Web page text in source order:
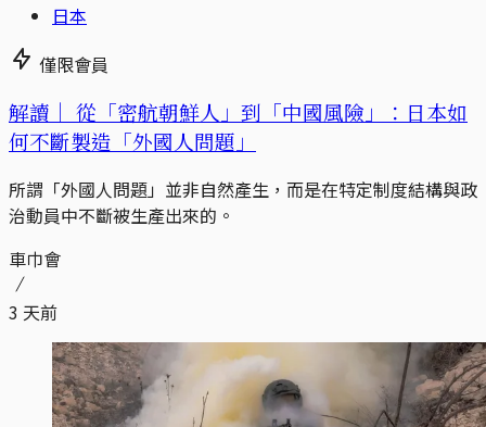
日本
僅限會員
解讀｜ 從「密航朝鮮人」到「中國風險」：日本如
何不斷製造「外國人問題」
所謂「外國人問題」並非自然產生，而是在特定制度結構與政
治動員中不斷被生產出來的。
車巾會
3 天前